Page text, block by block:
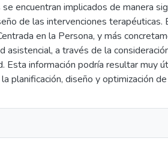
encuentran implicados de manera
de las intervenciones
en la Persona, y más
a través de la
Esta información podría resultar muy
planificación, diseño y optimización